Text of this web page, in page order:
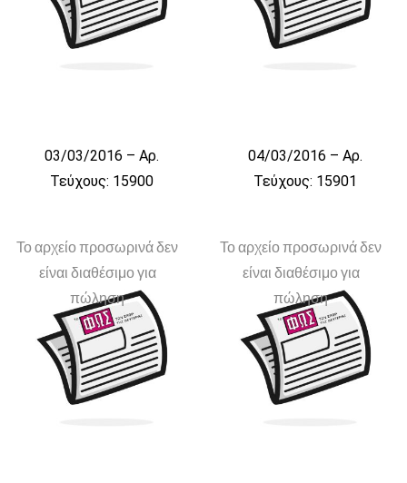
03/03/2016 – Αρ.
Τεύχους: 15900
04/03/2016 – Αρ.
Τεύχους: 15901
Το αρχείο προσωρινά δεν
είναι διαθέσιμο για
πώληση
Το αρχείο προσωρινά δεν
είναι διαθέσιμο για
πώληση